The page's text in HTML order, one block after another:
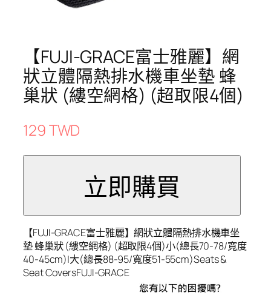
【FUJI-GRACE富士雅麗】網
狀立體隔熱排水機車坐墊 蜂
巢狀 (縷空網格) (超取限4個)
129 TWD
【FUJI-GRACE富士雅麗】網狀立體隔熱排水機車坐
墊 蜂巢狀 (縷空網格) (超取限4個)小(總長70-78/寬度
40-45cm)|大(總長88-95/寬度51-55cm)Seats &
Seat CoversFUJI-GRACE